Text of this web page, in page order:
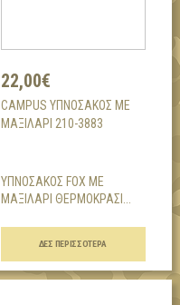
22,00€
CAMPUS ΥΠΝΌΣΑΚΟΣ ΜΕ
ΜΑΞΙΛΆΡΙ 210-3883
ΥΠΝΟΣΑΚΟΣ FOX ΜΕ
ΜΑΞΙΛΑΡΙ ΘΕΡΜΟΚΡΑΣΙ...
ΔΕΣ ΠΕΡΙΣΣΌΤΕΡΑ